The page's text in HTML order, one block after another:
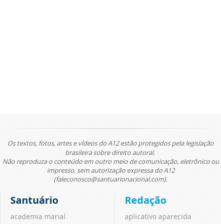
Os textos, fotos, artes e vídeos do A12 estão protegidos pela legislação
brasileira sobre direito autoral.
Não reproduza o conteúdo em outro meio de comunicação, eletrônico ou
impresso, sem autorização expressa do A12
(faleconosco@santuarionacional.com).
Santuário
academia marial
Redação
aplicativo aparecida